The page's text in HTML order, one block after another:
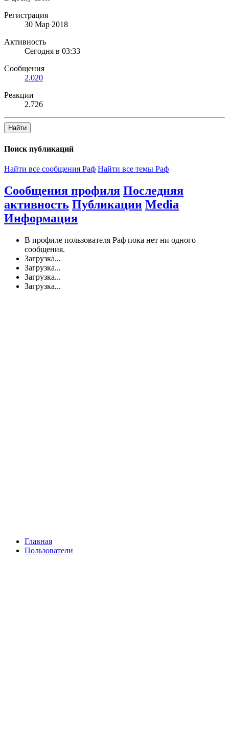
Регистрация
30 Мар 2018
Активность
Сегодня в 03:33
Сообщения
2.020
Реакции
2.726
Найти
Поиск публикаций
Найти все сообщения Раф Найти все темы Раф
Сообщения профиля Последняя
активность Публикации Media
Информация
В профиле пользователя Раф пока нет ни одного
сообщения.
Загрузка...
Загрузка...
Загрузка...
Загрузка...
Главная
Пользователи